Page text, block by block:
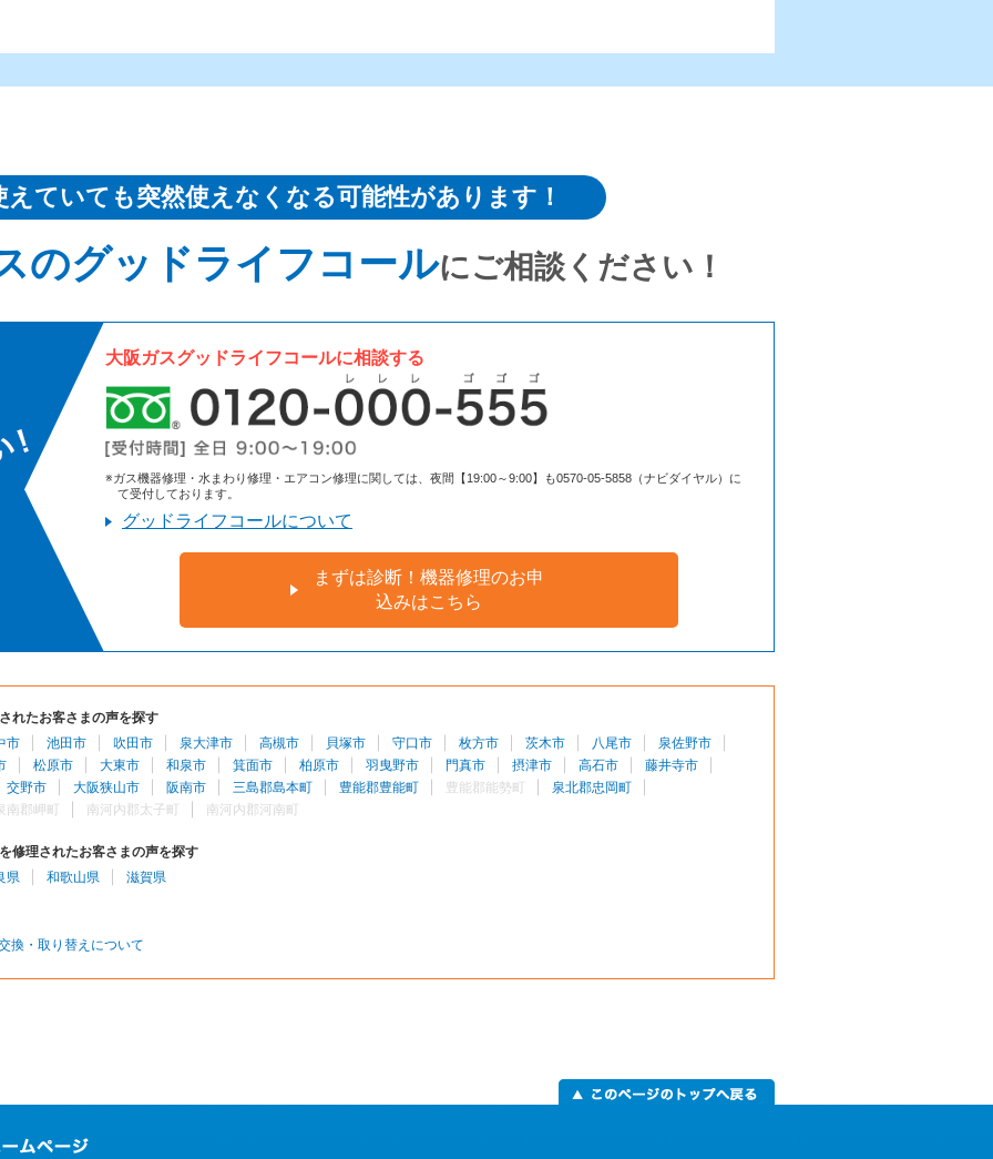
えていても突然使えなくなる可能性があります！
のグッドライフコールにご相談ください！
大阪ガスグッドライフコールに相談する
※ガス機器修理・水まわり修理・エアコン修理に関しては、夜間【19:00～9:00】も0570-05-5858（ナビダイヤル）に
て受付しております。
グッドライフコールについて
まずは診断！機器修理のお申
込みはこちら
れたお客さまの声を探す
市
池田市 吹田市 泉大津市 高槻市 貝塚市 守口市 枚方市 茨木市 八尾市
泉佐野市
松原市 大東市 和泉市 箕面市 柏原市 羽曳野市 門真市 摂津市 高石市
藤井寺市
交野市
大阪狭山市 阪南市 三島郡島本町 豊能郡豊能町 豊能郡能勢町
泉北郡忠岡町
南郡岬町
南河内郡太子町 南河内郡河南町
修理されたお客さまの声を探す
県
和歌山県 滋賀県
換・取り替えについて